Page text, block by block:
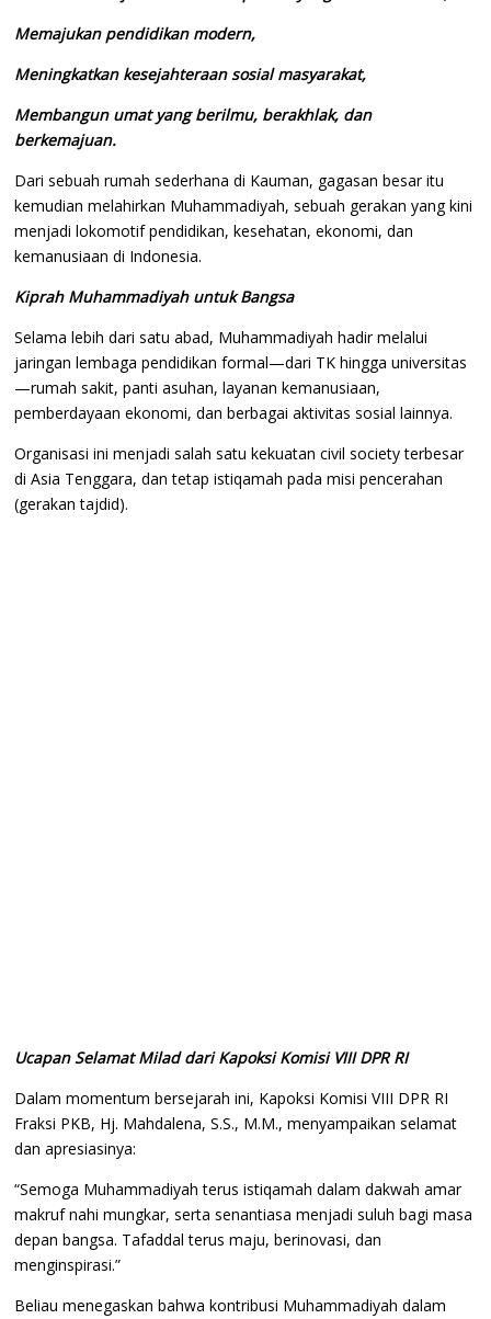
Memajukan pendidikan modern,
Meningkatkan kesejahteraan sosial masyarakat,
Membangun umat yang berilmu, berakhlak, dan
berkemajuan.
Dari sebuah rumah sederhana di Kauman, gagasan besar itu
kemudian melahirkan Muhammadiyah, sebuah gerakan yang kini
menjadi lokomotif pendidikan, kesehatan, ekonomi, dan
kemanusiaan di Indonesia.
Kiprah Muhammadiyah untuk Bangsa
Selama lebih dari satu abad, Muhammadiyah hadir melalui
jaringan lembaga pendidikan formal—dari TK hingga universitas
—rumah sakit, panti asuhan, layanan kemanusiaan,
pemberdayaan ekonomi, dan berbagai aktivitas sosial lainnya.
Organisasi ini menjadi salah satu kekuatan civil society terbesar
di Asia Tenggara, dan tetap istiqamah pada misi pencerahan
(gerakan tajdid).
Ucapan Selamat Milad dari Kapoksi Komisi VIII DPR RI
Dalam momentum bersejarah ini, Kapoksi Komisi VIII DPR RI
Fraksi PKB, Hj. Mahdalena, S.S., M.M., menyampaikan selamat
dan apresiasinya:
“Semoga Muhammadiyah terus istiqamah dalam dakwah amar
makruf nahi mungkar, serta senantiasa menjadi suluh bagi masa
depan bangsa. Tafaddal terus maju, berinovasi, dan
menginspirasi.”
Beliau menegaskan bahwa kontribusi Muhammadiyah dalam